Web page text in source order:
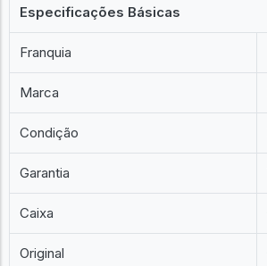
Especificações Básicas
Franquia
Marca
Condição
Garantia
Caixa
Original